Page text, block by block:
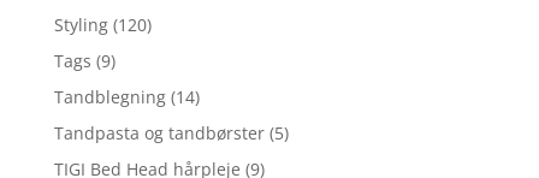
Styling (120)
Tags (9)
Tandblegning (14)
Tandpasta og tandbørster (5)
TIGI Bed Head hårpleje (9)